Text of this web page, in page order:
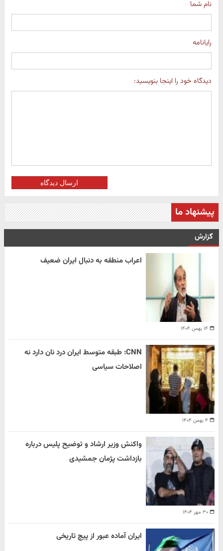
نام شما
رایانامه
دیدگاه خود را اینجا بنویسید:
ارسال دیدگاه
پیشنهاد ما
گزارش
۱۴ بهمن ۱۴۰۴
اعراب منطقه به دنبال ایران ضعیف
۴ بهمن ۱۴۰۴
CNN: طبقه متوسط ایران درد نان دارد نه
اصلاحات سیاسی
۳۰ مهر ۱۴۰۴
واکنش وزیر ارشاد و توضیح پلیس درباره
بازداشت پژمان جمشیدی
ایران آماده عبور از پیچ تاریخی